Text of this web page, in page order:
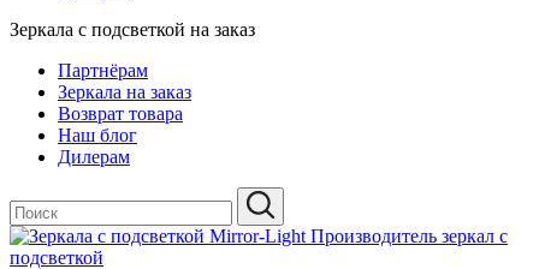
Зеркала с подсветкой на заказ
Партнёрам
Зеркала на заказ
Возврат товара
Наш блог
Дилерам
Производитель зеркал с
подсветкой